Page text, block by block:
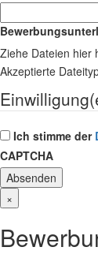
Ziehe Dateien hier
Akzeptierte
Einwilligung
Ich stimme der
CAPTCHA
×